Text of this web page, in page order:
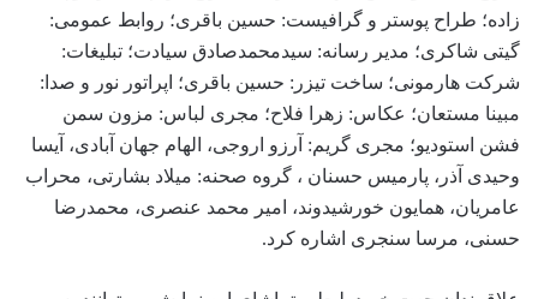
زاده؛ طراح پوستر و گرافیست: حسین باقری؛ روابط عمومى:
گیتى شاکرى؛ مدیر رسانه: سیدمحمدصادق سیادت؛ تبلیغات:
شرکت هارمونی؛ ساخت تیزر: حسین باقرى؛ اپراتور نور و صدا:
مبینا مستعان؛ عکاس: زهرا فلاح؛ مجری لباس: مزون سمن
فشن استودیو؛ مجری گریم: آرزو اروجی، الهام جهان آبادی، آیسا
وحیدی آذر، پارمیس حسنان ، گروه صحنه: میلاد بشارتی، محراب
عامریان، همایون خورشیدوند، امیر محمد عنصری، محمدرضا
حسنی، مرسا سنجری اشاره کرد.